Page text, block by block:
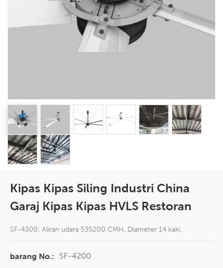
Kipas Kipas Siling Industri China
Garaj Kipas Kipas HVLS Restoran
SF-4300: Aliran udara 535200 CMH, Diameter 14 kaki.
barang No.:
SF-4200